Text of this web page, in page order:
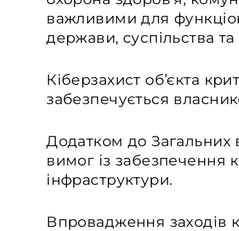
важливими для
держави, суспільства
Кіберзахист об’єкта
забезпечується
Додатком до Загальних
вимог із забезпечення
інфраструктури.
Впровадження заходів